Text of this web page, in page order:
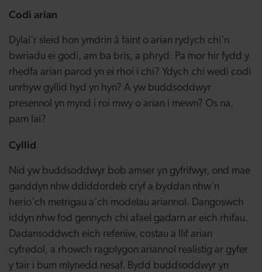
Codi arian
Dylai'r sleid hon ymdrin â faint o arian rydych chi'n
bwriadu ei godi, am ba bris, a phryd. Pa mor hir fydd y
rhedfa arian parod yn ei rhoi i chi? Ydych chi wedi codi
unrhyw gyllid hyd yn hyn? A yw buddsoddwyr
presennol yn mynd i roi mwy o arian i mewn? Os na,
pam lai?
Cyllid
Nid yw buddsoddwyr bob amser yn gyfrifwyr, ond mae
ganddyn nhw ddiddordeb cryf a byddan nhw'n
herio'ch metrigau a'ch modelau ariannol. Dangoswch
iddyn nhw fod gennych chi afael gadarn ar eich rhifau.
Dadansoddwch eich refeniw, costau a llif arian
cyfredol, a rhowch ragolygon ariannol realistig ar gyfer
y tair i bum mlynedd nesaf. Bydd buddsoddwyr yn